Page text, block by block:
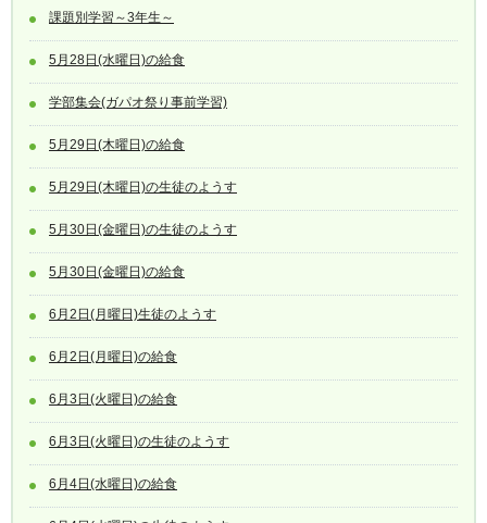
課題別学習～3年生～
5月28日(水曜日)の給食
学部集会(ガパオ祭り事前学習)
5月29日(木曜日)の給食
5月29日(木曜日)の生徒のようす
5月30日(金曜日)の生徒のようす
5月30日(金曜日)の給食
6月2日(月曜日)生徒のようす
6月2日(月曜日)の給食
6月3日(火曜日)の給食
6月3日(火曜日)の生徒のようす
6月4日(水曜日)の給食